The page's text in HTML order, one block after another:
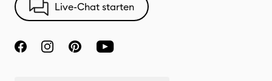
Live-Chat starten